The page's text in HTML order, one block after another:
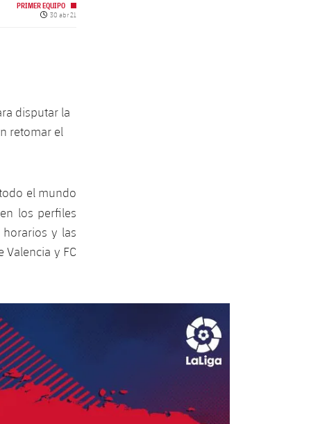
PRIMER EQUIPO
Fecha de publicación
30 abr 21
disputar la
retomar el
el mundo
los perfiles
y las
y FC